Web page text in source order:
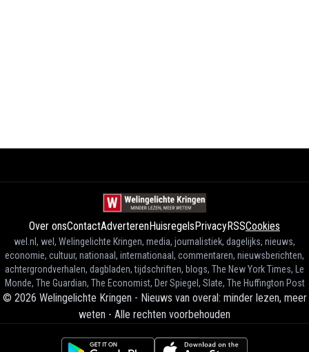
Over onsContactAdverterenHuisregelsPrivacyRSSCookies
wel.nl, wel, Welingelichte Kringen, media, journalistiek, dagelijks, nieuws,
economie, cultuur, nationaal, internationaal, commentaren, nieuwsberichten,
achtergrondverhalen, dagbladen, tijdschriften, blogs, The New York Times, Le
Monde, The Guardian, The Economist, Der Spiegel, Slate, The Huffington Post
© 2026 Welingelichte Kringen - Nieuws van overal: minder lezen, meer
weten - Alle rechten voorbehouden